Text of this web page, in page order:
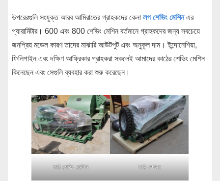
উপরেরগুলি সংযুক্ত আরব আমিরাতের গ্রাহকদের কেনা লগ শেভিং মেশিন এর
প্যারামিটার। 600 এবং 800 শেভিং মেশিন বর্তমানে গ্রাহকদের জন্য সবচেয়ে
জনপ্রিয় মডেল কারণ তাদের মাঝারি আউটপুট এবং অনুকূল দাম। ইন্দোনেশিয়া,
ফিলিপাইন এবং দক্ষিণ আফ্রিকার গ্রাহকরা সকলেই আমাদের কাঠের শেভিং মেশিন
কিনেছেন এবং সেগুলি ব্যবহার করা শুরু করেছেন।
কাঠ শেভিং মেশিন কাঠ শেভার